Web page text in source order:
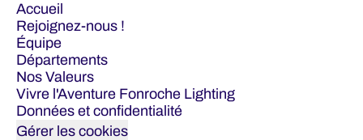
Accueil
Rejoignez-nous !
Équipe
Départements
Nos Valeurs
Vivre l'Aventure Fonroche Lighting
Données et confidentialité
Gérer les cookies